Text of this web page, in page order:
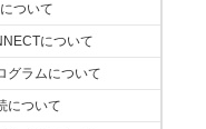
ついて
について
グラムについて
について